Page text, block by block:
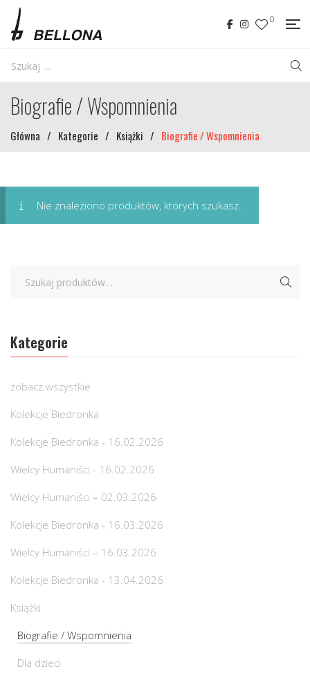
0
Biografie / Wspomnienia
Główna / Kategorie / Książki / Biografie / Wspomnienia
Nie znaleziono produktów, których szukasz.
Kategorie
zobacz wszystkie
Kolekcje Biedronka
Kolekcje Biedronka - 16.02.2026
Wielcy Humaniści - 16.02.2026
Wielcy Humaniści – 02.03.2026
Kolekcje Biedronka - 16.03.2026
Wielcy Humaniści – 16.03.2026
Kolekcje Biedronka - 13.04.2026
Książki
Biografie / Wspomnienia
Dla dzieci